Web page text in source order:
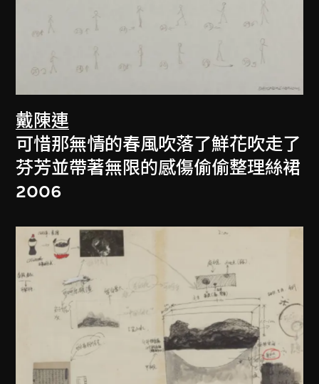
戴陳連
可惜那無情的春風吹落了鮮花吹走了
芬芳並帶著無限的感傷偷偷整理絲裙
2006